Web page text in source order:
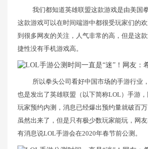
我们都知道英雄联盟这款游戏是由美国
这款游戏可以在时间端游中都很受玩家们的
到很多网友的关注，人气非常的高，但是这
捷性没有手机游戏高。
所以拳头公司看好中国市场的手游行业
也是发出了英雄联盟（以下简称LOL）手游
玩家预约内测，消息已经爆出预约量就破百
虽然出来了，但是只有极少数玩家能玩，网
有消息说LOL手游会在2020年春节前公测。